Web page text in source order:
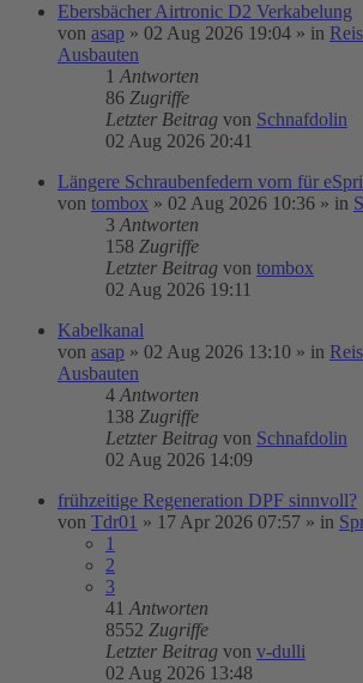
Ebersbächer Airtronic D2 Verkabelung
von asap » 02 Aug 2026 19:04 » in
Ausbauten
1 Antworten
86 Zugriffe
Letzter Beitrag von Schnafdolin
02 Aug 2026 20:41
Längere Schraubenfedern vorn für
von tombox » 02 Aug 2026 10:36 » in
3 Antworten
158 Zugriffe
Letzter Beitrag von tombox
02 Aug 2026 19:11
Kabelkanal
von asap » 02 Aug 2026 13:10 » in
Ausbauten
4 Antworten
138 Zugriffe
Letzter Beitrag von Schnafdolin
02 Aug 2026 14:09
frühzeitige Regeneration DPF sinnvoll?
von Tdr01 » 17 Apr 2026 07:57 » in
1
2
3
41 Antworten
8552 Zugriffe
Letzter Beitrag von v-dulli
02 Aug 2026 13:48